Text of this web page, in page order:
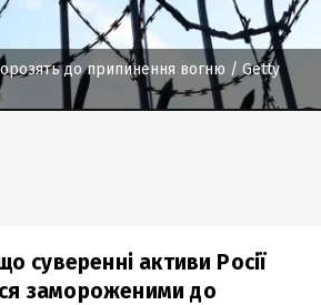
до припинення вогню / Getty
суверенні активи Росії
замороженими до